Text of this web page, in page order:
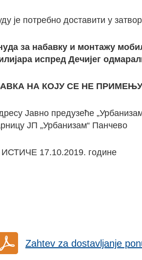
је потребно доставити у
за набавку и монтажу
испред Дечијег
НА КОЈУ СЕ НЕ
Јавно предузеће
ЈП „Урбанизам“ Панчево
17.10.2019. године
Zahtev za dostavljanje